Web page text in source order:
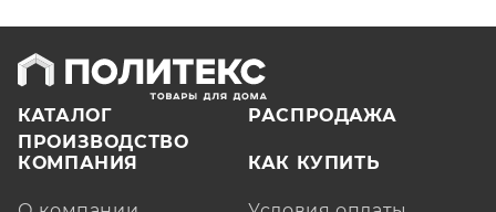
КАТАЛОГ
РАСПРОДАЖА
ПРОИЗВОДСТВО
КОМПАНИЯ
КАК КУПИТЬ